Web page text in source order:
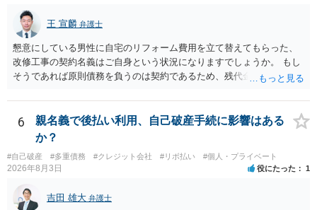
王 宣麟 弁護士
懇意にしている男性に自宅のリフォーム費用を立て替えてもらった、
改修工事の契約名義はご自身という状況になりますでしょうか。 もし
そうであれば原則債務を負うのは契約であるため、残代金を捻出して
ます。 入籍した場合でも、原則契約者が単独で全ての債務を負うこと
には変わりがありません。 なかなか対応に難しい案件であり、公開の
場でアドバイスを行うのも限界があるように思われますので、資料等
を持参のうえ個別に弁護士に相談されることをお勧めします。
6
親名義で後払い利用、自己破産手続に影響はある
か？
#自己破産 #多重債務 #クレジット会社 #リボ払い #個人・プライベート
2026年8月3日 役にたった 1
吉田 雄大 弁護士